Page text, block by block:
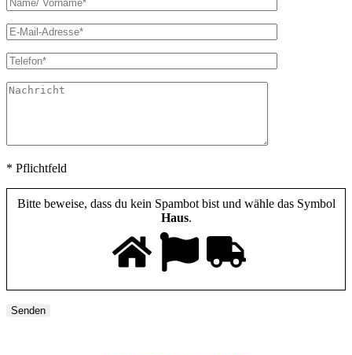
* Pflichtfeld
Bitte beweise, dass du kein Spambot bist und wähle das Symbol
Haus.